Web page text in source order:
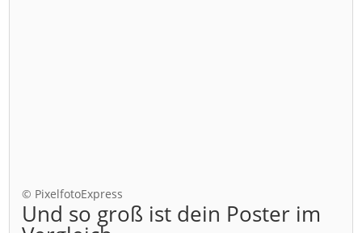
© PixelfotoExpress
Und so groß ist dein Poster im